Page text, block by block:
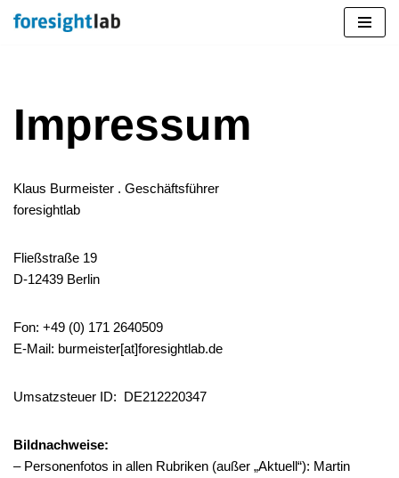
Impressum
Klaus Burmeister . Geschäftsführer
foresightlab
Fließstraße 19
D-12439 Berlin
Fon: +49 (0) 171 2640509
E-Mail: burmeister[at]foresightlab.de
Umsatzsteuer ID: DE212220347
Bildnachweise:
– Personenfotos in allen Rubriken (außer „Aktuell“): Martin